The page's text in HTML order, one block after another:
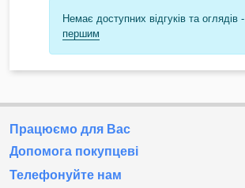
Немає доступних відгуків та оглядів -
першим
Працюємо для Вас
Допомога покупцеві
Телефонуйте нам